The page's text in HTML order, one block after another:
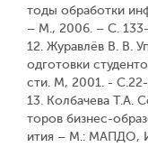
тоды обработки
– М., 2006. – С.
12. Журавлёв В. В.
одготовки
сти. М, 2001. -
13. Колбачева Т.А.
торов бизнес-
ития – М.: МАПДО,